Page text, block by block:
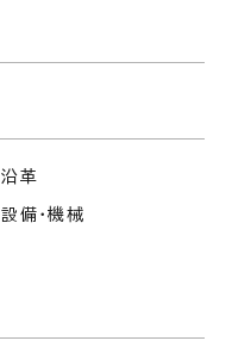
沿革
設備・機械